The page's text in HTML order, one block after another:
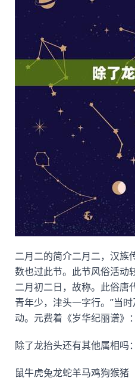
二月二的简介二月二，汉族
数也过此节。此节风俗活动
二月初二日，故称。此俗唐
青年少，津头一字行。”当
动。元费着《岁华纪丽谱》
除了龙抬头还有其他属相吗
鼠牛虎兔龙蛇羊马鸡狗猴猪